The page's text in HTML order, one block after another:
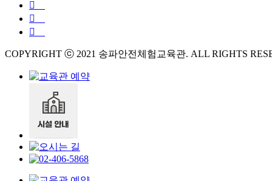
COPYRIGHT ⓒ 2021 송파안전체험교육관. ALL RIGHTS